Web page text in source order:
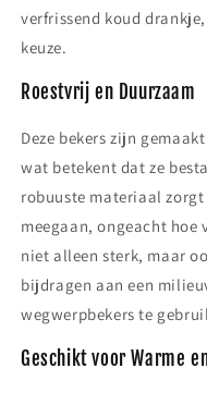
verfrissend koud
keuze.
Roestvrij en Duurzaam
Deze bekers zijn
wat betekent dat ze
robuuste materiaal
meegaan, ongeacht hoe
niet alleen sterk, maar
bijdragen aan een
wegwerpbekers te
Geschikt voor Warme